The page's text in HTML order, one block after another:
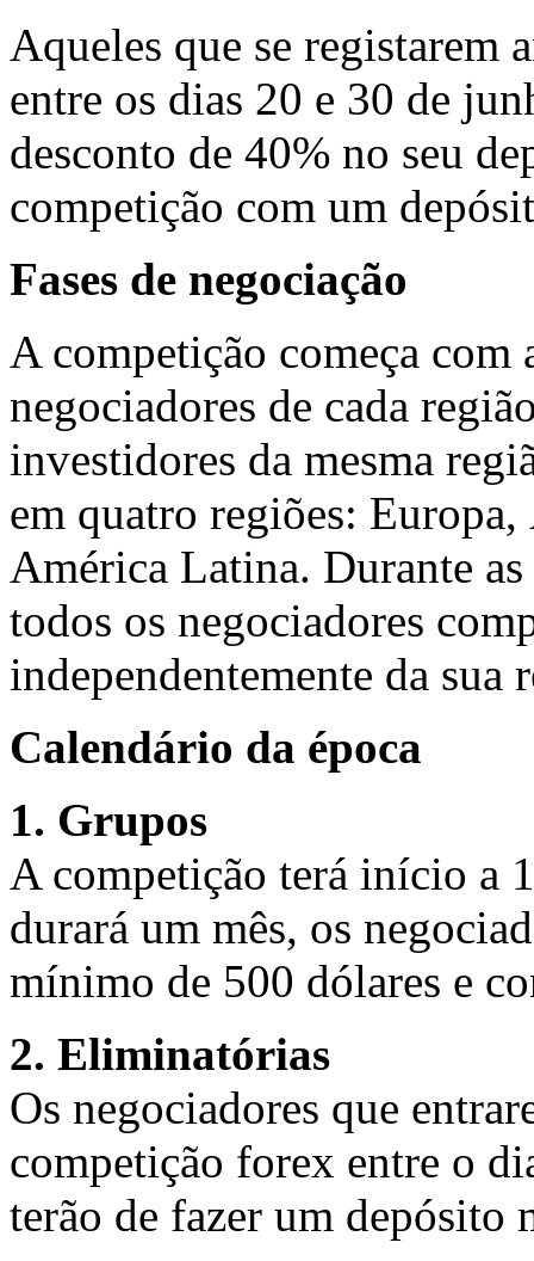
Aqueles que se registarem
entre os dias 20 e 30 de
desconto de 40% no seu
competição com um
Fases de negociação
A competição começa com
negociadores de cada
investidores da mesma
em quatro regiões:
América Latina. Durante
todos os negociadores
independentemente da sua
Calendário da época
1. Grupos
A competição terá início a
durará um mês, os
mínimo de 500 dólares e
2. Eliminatórias
Os negociadores que
competição forex entre o
terão de fazer um depósito